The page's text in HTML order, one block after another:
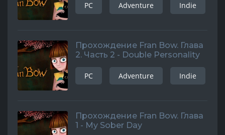
PC Adventure Indie
Прохождение Fran Bow. Глава
2. Часть 2 - Double Personality
PC Adventure Indie
Прохождение Fran Bow. Глава
1 - My Sober Day